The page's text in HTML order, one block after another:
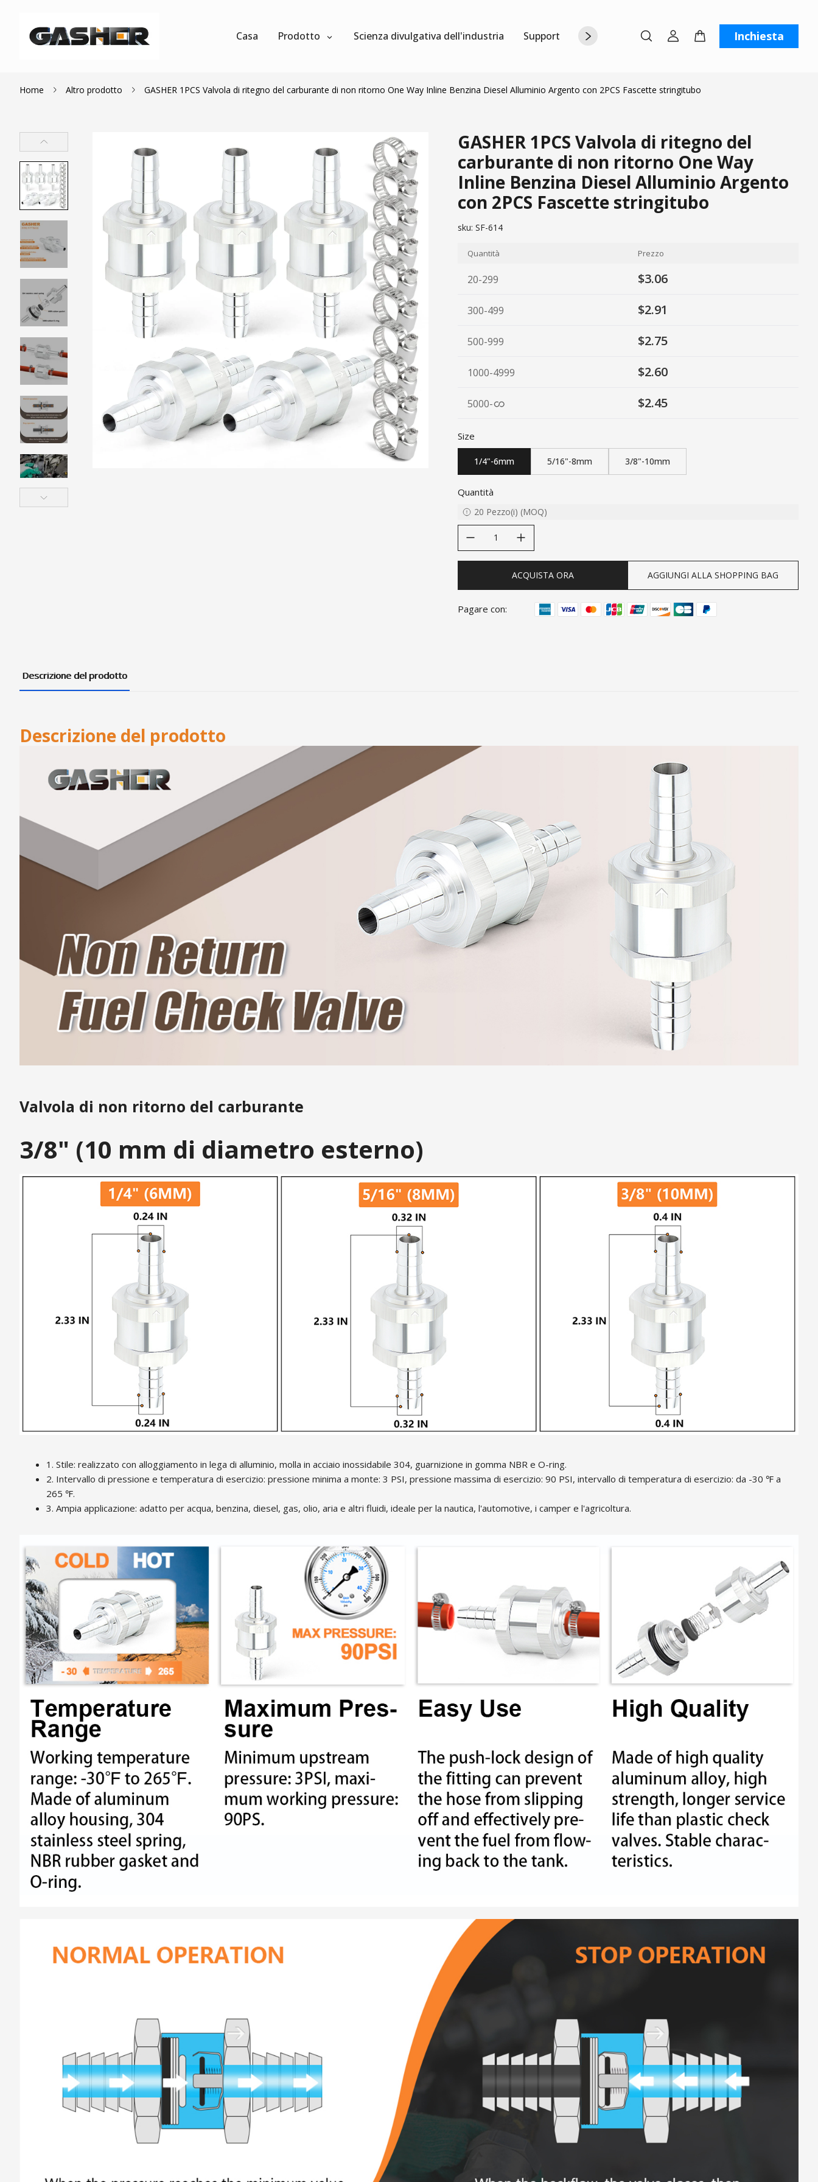
Casa Prodotto Scienza divulgativa dell'industria Supporto Chi siamo Contattaci Inchiesta
Home Altro prodotto GASHER 1PCS Valvola di ritegno del carburante di non ritorno One Way Inline Benzina Diesel Alluminio Argento con 2PCS Fascette stringitubo
GASHER 1PCS Valvola di ritegno del
carburante di non ritorno One Way
Inline Benzina Diesel Alluminio Argento
con 2PCS Fascette stringitubo
sku: SF-614
Quantità Prezzo
20-299 $3.06
300-499 $2.91
500-999 $2.75
1000-4999 $2.60
5000- $2.45
Size
1/4"-6mm 5/16"-8mm 3/8"-10mm
Quantità
20 Pezzo(i) (MOQ)
ACQUISTA ORA AGGIUNGI ALLA SHOPPING BAG
Pagare con:
Descrizione del prodotto
Descrizione del prodotto
Valvola di non ritorno del carburante
3/8" (10 mm di diametro esterno)
1. Stile: realizzato con alloggiamento in lega di alluminio, molla in acciaio inossidabile 304, guarnizione in gomma NBR e O-ring.
2. Intervallo di pressione e temperatura di esercizio: pressione minima a monte: 3 PSI, pressione massima di esercizio: 90 PSI, intervallo di temperatura di esercizio: da -30 ℉ a
265 ℉.
3. Ampia applicazione: adatto per acqua, benzina, diesel, gas, olio, aria e altri fluidi, ideale per la nautica, l'automotive, i camper e l'agricoltura.